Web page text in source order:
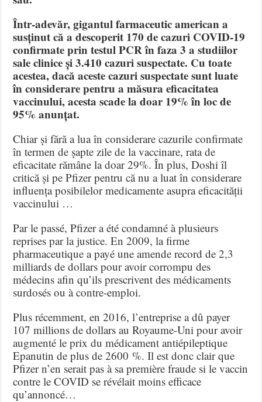
Într-adevăr, gigantul farmaceutic american a
susținut că a descoperit 170 de cazuri COVID-19
confirmate prin testul PCR în faza 3 a studiilor
sale clinice și 3.410 cazuri suspectate. Cu toate
acestea, dacă aceste cazuri suspectate sunt luate
în considerare pentru a măsura eficacitatea
vaccinului, acesta scade la doar 19% în loc de
95% anunțat.
Chiar și fără a lua în considerare cazurile confirmate
în termen de șapte zile de la vaccinare, rata de
eficacitate rămâne la doar 29%. În plus, Doshi îl
critică și pe Pfizer pentru că nu a luat în considerare
influența posibilelor medicamente asupra eficacității
vaccinului …
Par le passé, Pfizer a été condamné à plusieurs
reprises par la justice. En 2009, la firme
pharmaceutique a payé une amende record de 2,3
milliards de dollars pour avoir corrompu des
médecins afin qu’ils prescrivent des médicaments
surdosés ou à contre-emploi.
Plus récemment, en 2016, l’entreprise a dû payer
107 millions de dollars au Royaume-Uni pour avoir
augmenté le prix du médicament antiépileptique
Epanutin de plus de 2600 %. Il est donc clair que
Pfizer n’en serait pas à sa première fraude si le vaccin
contre le COVID se révélait moins efficace
qu’annoncé…